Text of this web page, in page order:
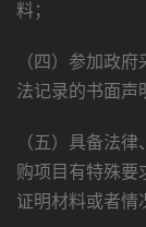
料；
（四）参加政
法记录的书面声
（五）具备法
购项目有特殊要
证明材料或者情